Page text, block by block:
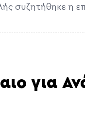
συζητήθηκε η
για